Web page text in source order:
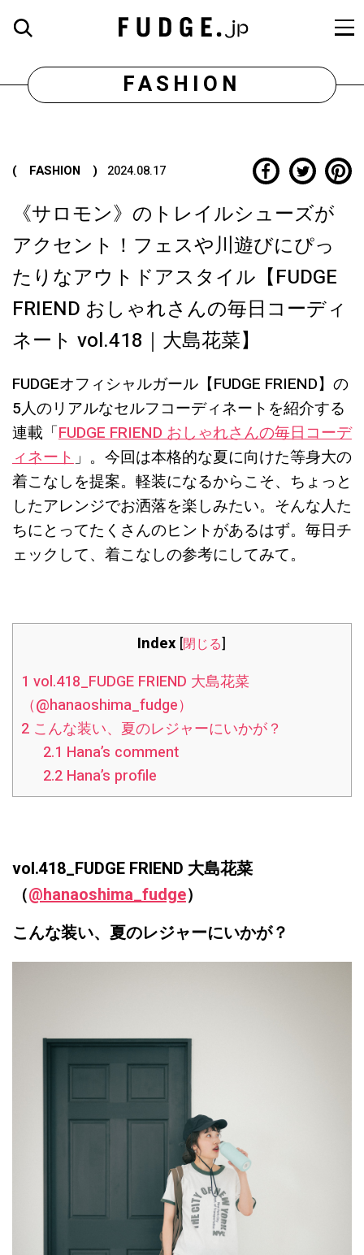
FASHION
( FASHION ) 2024.08.17
《サロモン》のトレイルシューズが
アクセント！フェスや川遊びにぴっ
たりなアウトドアスタイル【FUDGE
FRIEND おしゃれさんの毎日コーディ
ネート vol.418｜大島花菜】
FUDGEオフィシャルガール【FUDGE FRIEND】の
5人のリアルなセルフコーディネートを紹介する
連載「FUDGE FRIEND おしゃれさんの毎日コーデ
ィネート」。今回は本格的な夏に向けた等身大の
着こなしを提案。軽装になるからこそ、ちょっと
したアレンジでお洒落を楽しみたい。そんな人た
ちにとってたくさんのヒントがあるはず。毎日チ
ェックして、着こなしの参考にしてみて。
Index [閉じる]
1 vol.418_FUDGE FRIEND 大島花菜
（@hanaoshima_fudge）
2こんな装い、夏のレジャーにいかが？
2.1 Hana’s comment
2.2 Hana’s profile
vol.418_FUDGE FRIEND 大島花菜
（@hanaoshima_fudge）
こんな装い、夏のレジャーにいかが？